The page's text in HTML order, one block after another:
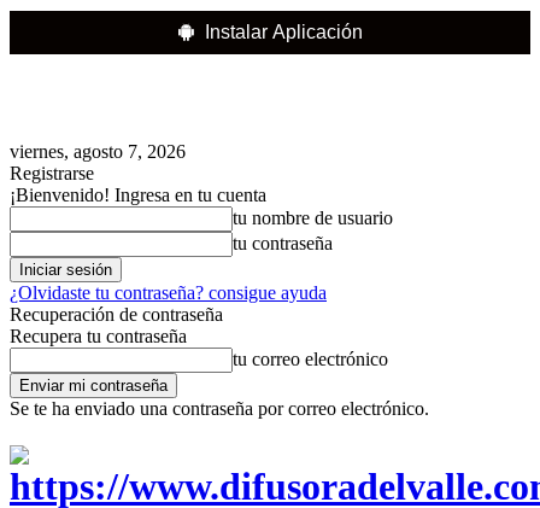
Instalar Aplicación
viernes, agosto 7, 2026
Registrarse
¡Bienvenido! Ingresa en tu cuenta
tu nombre de usuario
tu contraseña
¿Olvidaste tu contraseña? consigue ayuda
Recuperación de contraseña
Recupera tu contraseña
tu correo electrónico
Se te ha enviado una contraseña por correo electrónico.